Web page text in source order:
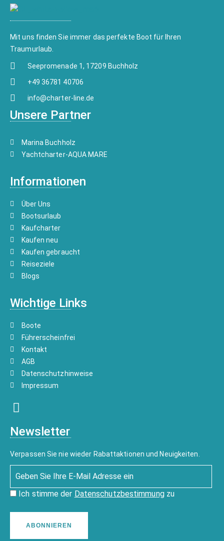
Mit uns finden Sie immer das perfekte Boot für Ihren
Traumurlaub.
Seepromenade 1, 17209 Buchholz
+49 36781 40706
info@charter-line.de
Unsere Partner
Marina Buchholz
Yachtcharter-AQUA MARE
Informationen
Über Uns
Bootsurlaub
Kaufcharter
Kaufen neu
Kaufen gebraucht
Reiseziele
Blogs
Wichtige Links
Boote
Führerscheinfrei
Kontakt
AGB
Datenschutzhinweise
Impressum
Newsletter
Verpassen Sie nie wieder Rabattaktionen und Neuigkeiten.
Ich stimme der Datenschutzbestimmungzu
ABONNIEREN